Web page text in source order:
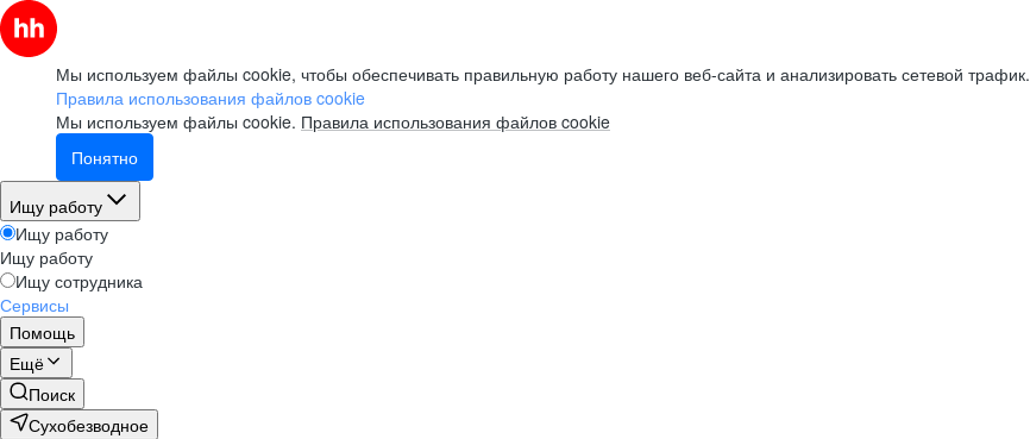
Мы используем файлы cookie, чтобы обеспечивать правильную работу нашего веб-сайта и анализировать сетевой трафик.
Правила использования файлов cookie
Мы используем файлы cookie. Правила использования файлов cookie
Понятно
Ищу работу
Ищу работу
Ищу работу
Ищу сотрудника
Сервисы
Помощь
Ещё
Поиск
Сухобезводное